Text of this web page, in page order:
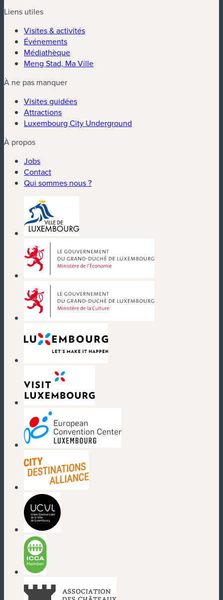
Liens utiles
Visites & activités
Événements
Médiathèque
Meng Stad, Ma Ville
À ne pas manquer
Visites guidées
Attractions
Luxembourg City Underground
À propos
Jobs
Contact
Qui sommes nous ?